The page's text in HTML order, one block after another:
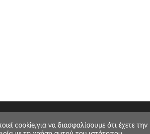
cookie,για να διασφαλίσουμε ότι έχετε την